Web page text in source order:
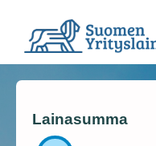
Lainasumma